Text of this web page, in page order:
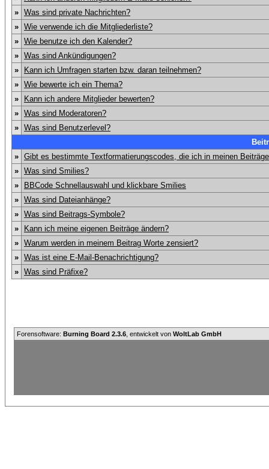
» Was sind private Nachrichten?
» Wie verwende ich die Mitgliederliste?
» Wie benutze ich den Kalender?
» Was sind Ankündigungen?
»
Kann ich Umfragen starten bzw. daran teilnehmen?
» Wie bewerte ich ein Thema?
»
Kann ich andere Mitglieder bewerten?
» Was sind Moderatoren?
» Was sind Benutzerlevel?
» Gibt es bestimmte Textformatierungscodes, die ich in meinen
» Was sind Smilies?
»
BBCode Schnellauswahl und klickbare Smilies
» Was sind Dateianhänge?
» Was sind Beitrags-Symbole?
»
Kann ich meine eigenen Beiträge ändern?
» Warum werden in meinem Beitrag Worte zensiert?
» Was ist eine E-Mail-Benachrichtigung?
» Was sind Präfixe?
Forensoftware: Burning Board 2.3.6 , entwickelt von WoltLab GmbH